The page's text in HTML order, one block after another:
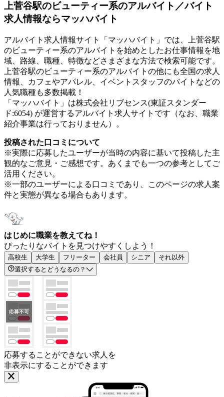
上菅谷駅のビューティー系のアルバイト／バイト
求人情報ならマッハバイト
アルバイト求人情報サイト「マッハバイト」では、上菅谷駅
のビューティー系のアルバイトを始めとしたお仕事情報を地
域、路線、職種、特徴などさまざまな方法で検索可能です。
上菅谷駅のビューティー系のアルバイトの他にも全国の求人
情報、カフェやアパレル、イベントスタッフのバイトなどの
人気職種も多数掲載！
「マッハバイト」は株式会社リブセンス(東証スタンダー
ド:6054) が運営するアルバイト求人サイトです（なお、職業
紹介事業は行っておりません）。
投稿された口コミについて
※実際に応募したユーザーが当時の内容に基いて投稿した主
観的なご意見・ご感想です。あくまでも一つの参考としてご
活用ください。
※一部のユーザーによる口コミであり、このページの求人案
件と実態が異なる場合もあります。
はじめに職業を教えてね！
ぴったりなバイトを見つけやすくしよう！
高校生 大学生 フリーター 会社員 シニア
それ以外
選択するとどうなるの？
応募することができない求人を
非表示にすることができます